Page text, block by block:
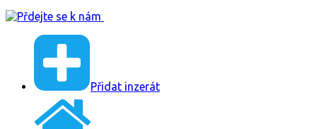
Přidat inzerát